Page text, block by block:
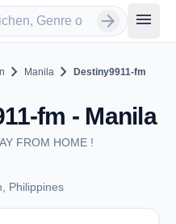
arrow_forward menu
chevron_right Manila chevron_right Destiny9911-fm
fm - Manila
FROM HOME !
Philippines